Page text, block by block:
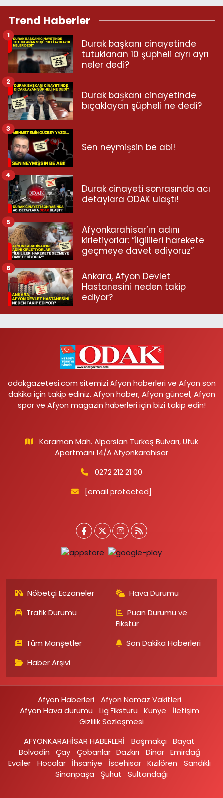
Trend Haberler
Durak başkanı cinayetinde
tutuklanan 10 şüpheli ayrı ayrı
neler dedi?
1
Durak başkanı cinayetinde
bıçaklayan şüpheli ne dedi?
2
Sen neymişsin be abi!
3
Durak cinayeti sonrasında acı
detaylara ODAK ulaştı!
4
Afyonkarahisar’ın adını
kirletiyorlar: “İlgilileri harekete
geçmeye davet ediyoruz”
5
Ankara, Afyon Devlet
Hastanesini neden takip
ediyor?
6
odakgazetesi.com sitemizi Afyon haberleri ve Afyon son
dakika için takip ediniz. Afyon haber, Afyon güncel, Afyon
spor ve Afyon magazin haberleri için bizi takip edin!
Karaman Mah. Alparslan Türkeş Bulvarı, Ufuk
Apartmanı 14/A Afyonkarahisar
0272 212 21 00
[email protected]
Nöbetçi Eczaneler
Hava Durumu
Trafik Durumu
Puan Durumu ve
Fikstür
Tüm Manşetler
Son Dakika Haberleri
Haber Arşivi
Afyon Haberleri
Afyon Namaz Vakitleri
Afyon Hava durumu
Lig Fikstürü Künye
İletişim
Gizlilik Sözleşmesi
AFYONKARAHİSAR HABERLERİ
Başmakçı
Bayat
Bolvadin
Çay Çobanlar Dazkırı Dinar Emirdağ‎
Evciler‎
Hocalar İhsaniye‎ İscehisar Kızılören‎
Sandıklı‎
Sinanpaşa
Şuhut Sultandağı